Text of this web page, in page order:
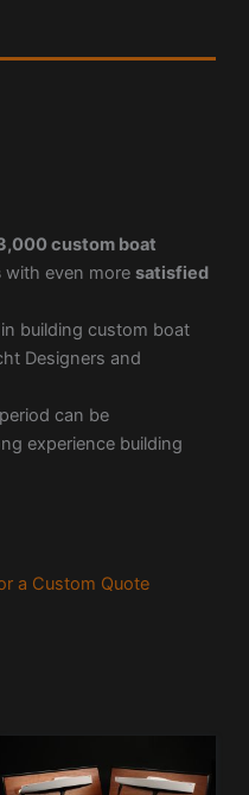
custom boat
with even more satisfied
building custom boat
Designers and
can be
experience building
a Custom Quote